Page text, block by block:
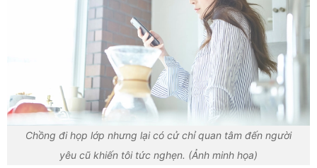
Chồng đi họp lớp nhưng lại có cử chỉ quan tâm đến người
yêu cũ khiến tôi tức nghẹn. (Ảnh minh họa)